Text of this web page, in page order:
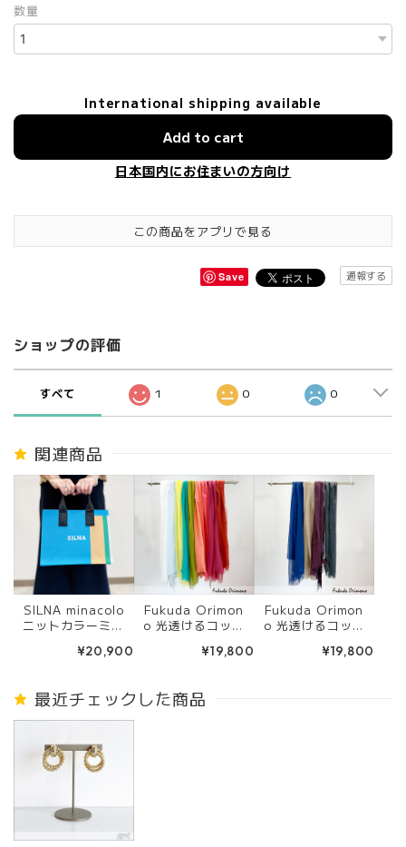
数量
International shipping available
Add to cart
日本国内にお住まいの方向け
この商品をアプリで見る
Save 通報する
ショップの評価
すべて 1 0 0
関連商品
SILNA minacolo
ニットカラーミニ
501 BLUE¥20,900
Fukuda Orimon
o 光透けるコット
¥19,800
Fukuda Orimon
o 光透けるコット
¥19,800
最近チェックした商品